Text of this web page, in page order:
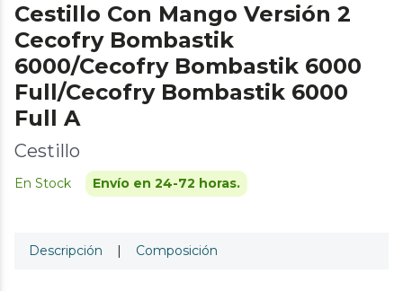
Cestillo Con Mango Versión 2
Cecofry Bombastik
6000/Cecofry Bombastik 6000
Full/Cecofry Bombastik 6000
Full A
Cestillo
En Stock Envío en 24-72 horas.
Descripción | Composición